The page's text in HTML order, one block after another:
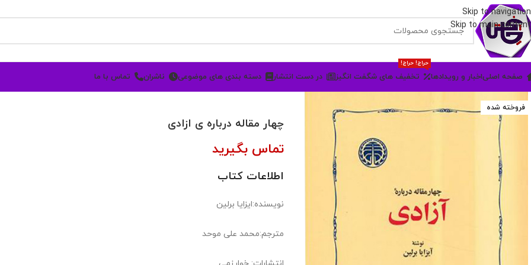
Skip to navigation
Skip to main content
صفحه اصلیاخبار و رویدادها تخفیف های شگفت انگیز
حراج! حراج!
در دست انتشار دسته بندی های موضوعی ناشران تماس با ما
فروخته شده
چهار مقاله درباره ی ازادی
تماس بگیرید
اطلاعات کتاب
نویسنده:ایزایا برلین
مترجم:محمد علی موحد